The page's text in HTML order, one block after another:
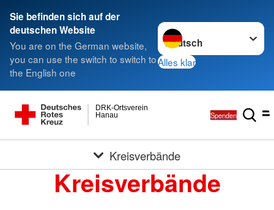
Sie befinden sich auf der
deutschen Website
You are on the German website,
you can use the switch to switch to
the English one
Sprache wechseln zu
Alles klar
Hanau
DRK-Ortsverein
Spenden
Kreisverbände
Kreisverbände